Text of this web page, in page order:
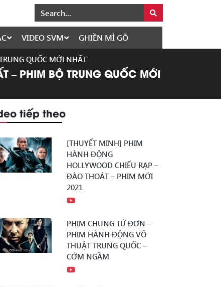
VIDEO SVM GHIỀN MÌ GÕ
QUỐC MỚI NHẤT
– PHIM BỘ TRUNG QUỐC MỚI
tiếp theo
[THUYẾT MINH] PHIM
HÀNH ĐỘNG
HOLLYWOOD CHIẾU RẠP –
ĐÀO THOÁT – PHIM MỚI
2021
PHIM CHUNG TỬ ĐƠN –
PHIM HÀNH ĐỘNG VÕ
THUẬT TRUNG QUỐC –
CỚM NGẦM